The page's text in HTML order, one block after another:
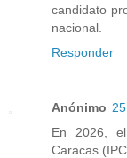
candidato
nacional.
Responder
Anónimo
En 2026,
Caracas